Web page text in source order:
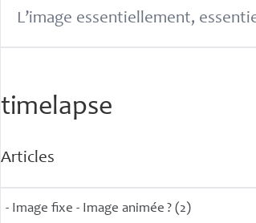
L’image essentiellement,
timelapse
Articles
- Image fixe - Image animée ? (2)